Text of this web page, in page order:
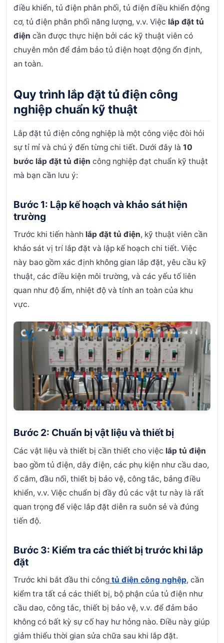
điều khiển, tủ điện phân phối, tủ điện điều khiển động
cơ, tủ điện phân phối năng lượng, v.v. Việc lắp đặt tủ
điện cần được thực hiện bởi các kỹ thuật viên có
chuyên môn để đảm bảo tủ điện hoạt động ổn định,
an toàn.
Quy trình lắp đặt tủ điện công
nghiệp chuẩn kỹ thuật
Lắp đặt tủ điện công nghiệp là một công việc đòi hỏi
sự tỉ mỉ và chú ý đến từng chi tiết. Dưới đây là 10
bước lắp đặt tủ điện công nghiệp đạt chuẩn kỹ thuật
mà bạn cần lưu ý:
Bước 1: Lập kế hoạch và khảo sát hiện
trường
Trước khi tiến hành lắp đặt tủ điện, kỹ thuật viên cần
khảo sát vị trí lắp đặt và lập kế hoạch chi tiết. Việc
này bao gồm xác định không gian lắp đặt, yêu cầu kỹ
thuật, các điều kiện môi trường, và các yếu tố liên
quan như độ ẩm, nhiệt độ và tính an toàn của khu
vực.
Bước 2: Chuẩn bị vật liệu và thiết bị
Các vật liệu và thiết bị cần thiết cho việc lắp tủ điện
bao gồm tủ điện, dây điện, các phụ kiện như cầu dao,
ổ cắm, đầu nối, thiết bị bảo vệ, công tắc, bảng điều
khiển, v.v. Việc chuẩn bị đầy đủ các vật tư này là rất
quan trọng để việc lắp đặt diễn ra suôn sẻ và đúng
tiến độ.
Bước 3: Kiểm tra các thiết bị trước khi lắp
đặt
Trước khi bắt đầu thi công tủ điện công nghệp, cần
kiểm tra tất cả các thiết bị, bộ phận của tủ điện như
cầu dao, công tắc, thiết bị bảo vệ, v.v. để đảm bảo
không có bất kỳ sự cố hay hư hỏng nào. Điều này giúp
giảm thiểu thời gian sửa chữa sau khi lắp đặt.